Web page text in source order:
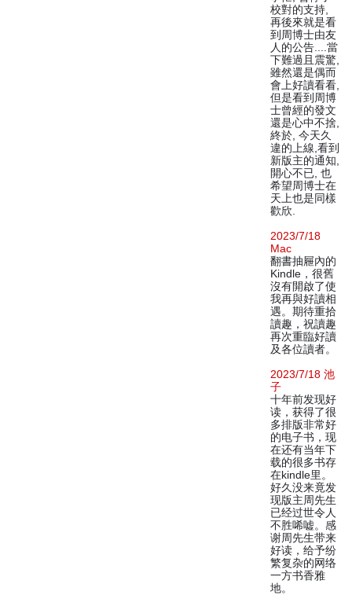
校對的支持,
再後來就是看
到周博士由友
人的公告....當
下難過且震驚,
雖然還是偶而
會上好讀看看,
但是看到周博
士曾經的發文
還是心中不捨,
終於, 今天久
違的上線,看到
新版主的通知,
開心不已, 也
希望周博士在
天上也是同樣
歡欣.
2023/7/18
Mac
翻書抽屜內的
Kindle，很舊
沒有開啟了使
我再與好讀相
遇。期待重拾
讀趣，祝讀趣
再次重臨好讀
及各位讀者。
2023/7/18 池
子
十年前发现好
读，获得了很
多排版非常好
的电子书，现
在还有当年下
载的很多书存
在kindle里。
好久没来竟发
现版主周先生
已经过世令人
不胜唏嘘。感
谢周先生带来
好读，给予纷
繁复杂的网络
一方书香雅
地。